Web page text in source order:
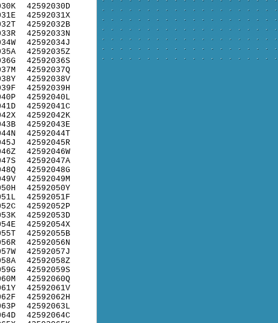
42592030D
42592031X
42592032B
42592033N
42592034J
42592035Z
42592036S
42592037Q
42592038V
42592039H
42592040L
42592041C
42592042K
42592043E
42592044T
42592045R
42592046W
42592047A
42592048G
42592049M
42592050Y
42592051F
42592052P
42592053D
42592054X
42592055B
42592056N
42592057J
42592058Z
42592059S
42592060Q
42592061V
42592062H
42592063L
42592064C